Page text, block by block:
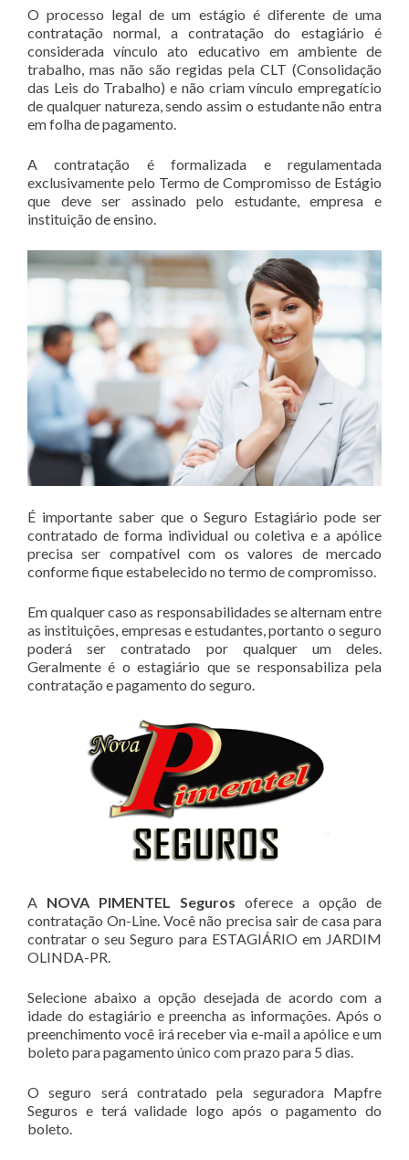
O processo legal de um estágio é diferente de uma
contratação normal, a contratação do estagiário é
considerada vínculo ato educativo em ambiente de
trabalho, mas não são regidas pela CLT (Consolidação
das Leis do Trabalho) e não criam vínculo empregatício
de qualquer natureza, sendo assim o estudante não entra
em folha de pagamento.
A contratação é formalizada e regulamentada
exclusivamente pelo Termo de Compromisso de Estágio
que deve ser assinado pelo estudante, empresa e
instituição de ensino.
É importante saber que o Seguro Estagiário pode ser
contratado de forma individual ou coletiva e a apólice
precisa ser compatível com os valores de mercado
conforme fique estabelecido no termo de compromisso.
Em qualquer caso as responsabilidades se alternam entre
as instituições, empresas e estudantes, portanto o seguro
poderá ser contratado por qualquer um deles.
Geralmente é o estagiário que se responsabiliza pela
contratação e pagamento do seguro.
A NOVA PIMENTEL Seguros oferece a opção de
contratação On-Line. Você não precisa sair de casa para
contratar o seu Seguro para ESTAGIÁRIO em JARDIM
OLINDA-PR.
Selecione abaixo a opção desejada de acordo com a
idade do estagiário e preencha as informações. Após o
preenchimento você irá receber via e-mail a apólice e um
boleto para pagamento único com prazo para 5 dias.
O seguro será contratado pela seguradora Mapfre
Seguros e terá validade logo após o pagamento do
boleto.